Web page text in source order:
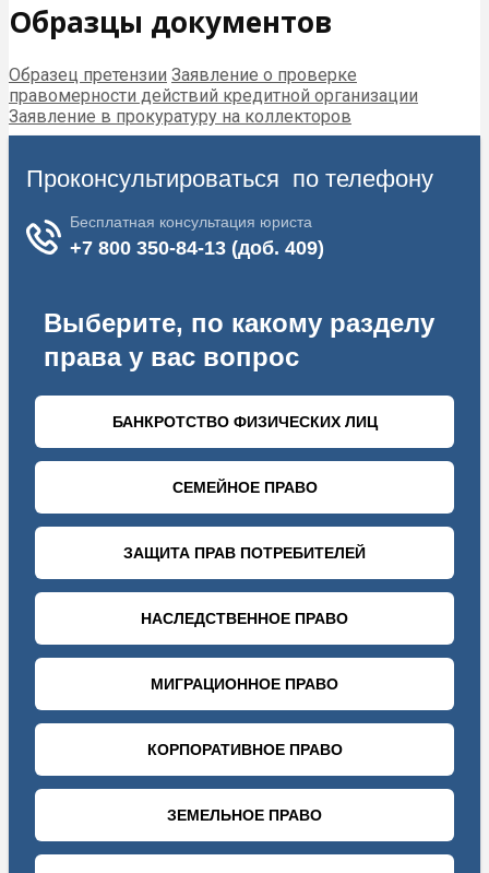
Образцы документов
Образец претензии Заявление о проверке
правомерности действий кредитной организации
Заявление в прокуратуру на коллекторов